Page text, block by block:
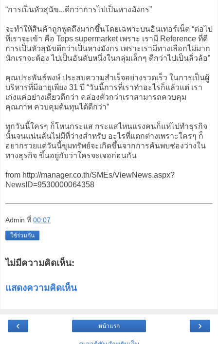
“การเป็นหัวสุนัข...ดีกว่าการไปเป็นหางมังกร”
จะทำให้สินค้าถูกพูดถึงมากขึ้นโดยเฉพาะบนอินเทอร์เน็ต “ต่อไป
ที่เราจะเข้า คือ Tops supermarket เพราะ เรามี Reference ที่ดี
การเป็นหัวสุนัขดีกว่าเป็นหางมังกร เพราะเรามีทางเลือกไม่มาก
นักเราจะต้อง ไปเป็นอันดับหนึ่งในกลุ่มเล็กๆ ดีกว่าไปเป็นลิ่วล้อ”
คุณประพันธ์พงษ์ ประสบความสำเร็จอย่างรวดเร็ว ในการเป็นผู้
บริหารที่มีอายุเพียง 31 ปี “วันนี้การที่เราทำอะไรก็แล้วแต่ เรา
เก่งแค่อย่างเดียวดีกว่า คล่องตัวกว่าเราสามารถควบคุม
คุณภาพ ควบคุมต้นทุนได้ดีกว่า”
ทุกวันนี้ใครๆ ก็โหนกระแส กระแสไหนแรงคนก็แห่ไปทำธุรกิจ
นั้นจนแน่นล้นไม่มีที่ว่างสำหรับ อะไรที่แตกต่างเพราะใครๆ ก็
อยากรวยแต่วันนี้ขุมทรัพย์จะเกิดขึ้นจากการค้นพบช่องว่างใน
ทางธุรกิจ ขึ้นอยู่กับว่าใครจะเจอก่อนกัน
from http://manager.co.th/SMEs/ViewNews.aspx?
NewsID=9530000064358
Admin ที่ 00:07
ใช้ร่วมกัน
ไม่มีความคิดเห็น:
แสดงความคิดเห็น
‹ ›
หน้าแรก